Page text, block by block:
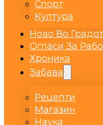
Спорт
Култура
Ново Во Градот
Огласи За
Хроника
Забава
Рецепти
Магазин
Наука